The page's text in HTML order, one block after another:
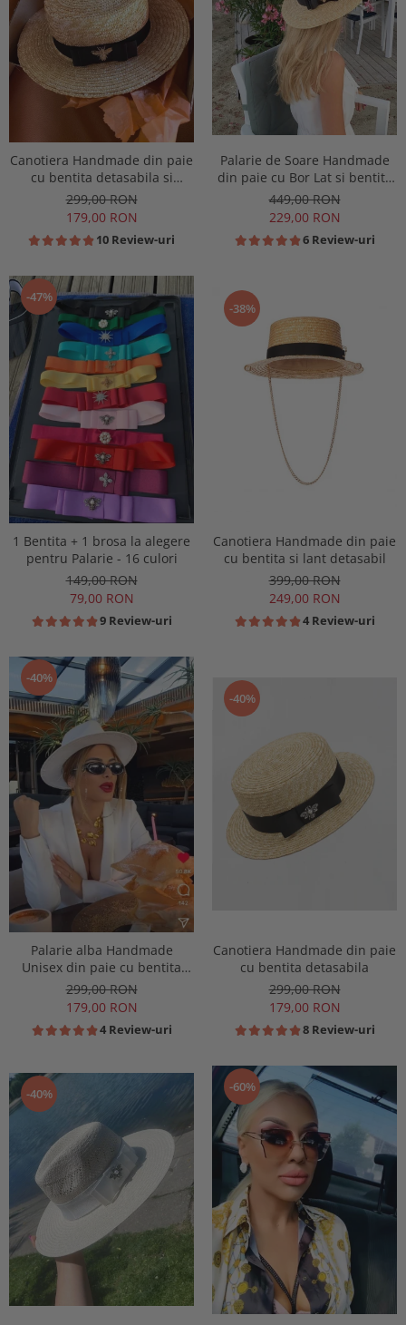
Canotiera Handmade din paie
cu bentita detasabila si
accesoriu la alegere
299,00 RON
179,00 RON
10 Review-uri
Palarie de Soare Handmade
din paie cu Bor Lat si bentita
detasabila la alegere
449,00 RON
229,00 RON
6 Review-uri
-47%
1 Bentita + 1 brosa la alegere
pentru Palarie - 16 culori
149,00 RON
79,00 RON
9 Review-uri
-38%
Canotiera Handmade din paie
cu bentita si lant detasabil
399,00 RON
249,00 RON
4 Review-uri
-40%
Palarie alba Handmade
Unisex din paie cu bentita
detasabila
299,00 RON
179,00 RON
4 Review-uri
-40%
Canotiera Handmade din paie
cu bentita detasabila
299,00 RON
179,00 RON
8 Review-uri
-40% -60%